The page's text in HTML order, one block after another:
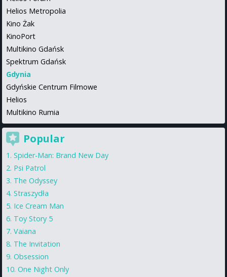
Helios Metropolia
Kino Żak
KinoPort
Multikino Gdańsk
Spektrum Gdańsk
Gdynia
Gdyńskie Centrum Filmowe
Helios
Multikino Rumia
Popular
Spider-Man: Brand New Day
Psi Patrol
The Odyssey
Straszydła
Ice Cream Man
Toy Story 5
Vaiana
The Invitation
Obsession
One Night Only